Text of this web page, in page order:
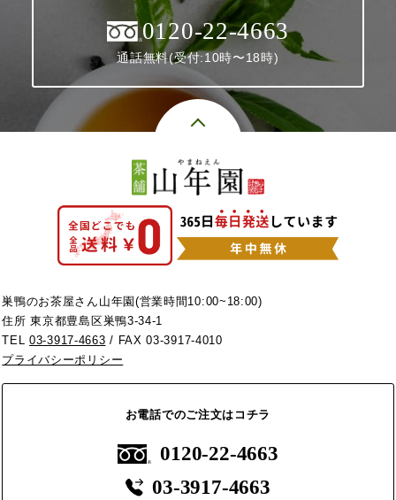
0120-22-4663
通話無料(受付:10時〜18時)
巣鴨のお茶屋さん山年園(営業時間10:00~18:00)
住所 東京都豊島区巣鴨3-34-1
TEL03-3917-4663 / FAX 03-3917-4010
プライバシーポリシー
お電話でのご注文はコチラ
0120-22-4663
03-3917-4663